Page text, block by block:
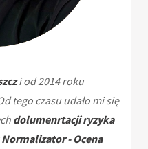
i od 2014 roku
tego czasu udało mi się
dolumenrtacji ryzyka
Normalizator - Ocena